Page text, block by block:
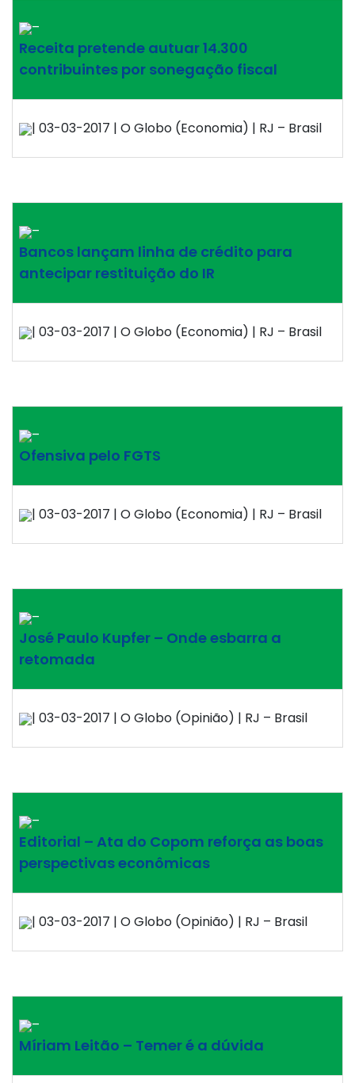
–
Receita pretende autuar 14.300
contribuintes por sonegação fiscal
| 03-03-2017 | O Globo (Economia) | RJ – Brasil
–
Bancos lançam linha de crédito para
antecipar restituição do IR
| 03-03-2017 | O Globo (Economia) | RJ – Brasil
–
Ofensiva pelo FGTS
| 03-03-2017 | O Globo (Economia) | RJ – Brasil
–
José Paulo Kupfer – Onde esbarra a
retomada
| 03-03-2017 | O Globo (Opinião) | RJ – Brasil
–
Editorial – Ata do Copom reforça as boas
perspectivas econômicas
| 03-03-2017 | O Globo (Opinião) | RJ – Brasil
–
Míriam Leitão – Temer é a dúvida